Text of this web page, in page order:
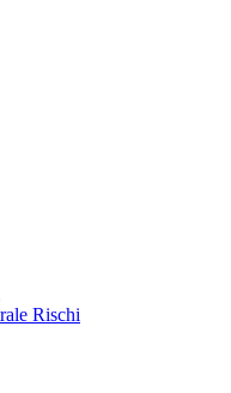
Rischi